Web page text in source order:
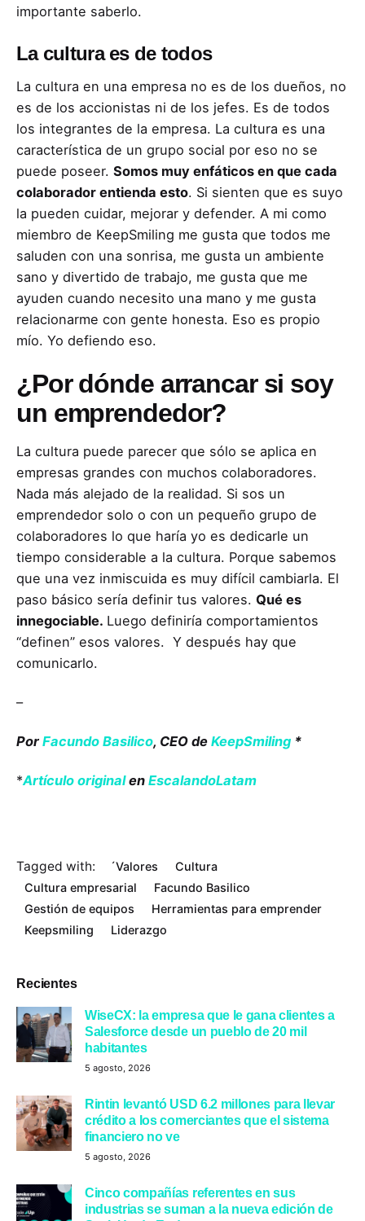
Recientes
WiseCX: la empresa que le gana clientes a
Salesforce desde un pueblo de 20 mil
habitantes
5 agosto, 2026
Rintin levantó USD 6.2 millones para llevar
crédito a los comerciantes que el sistema
financiero no ve
5 agosto, 2026
Cinco compañías referentes en sus
industrias se suman a la nueva edición de
importante saberlo.
La cultura es de todos
La cultura en una empresa no es de los dueños, no
es de los accionistas ni de los jefes. Es de todos
los integrantes de la empresa. La cultura es una
característica de un grupo social por eso no se
puede poseer. Somos muy enfáticos en que cada
colaborador entienda esto. Si sienten que es suyo
la pueden cuidar, mejorar y defender. A mi como
miembro de KeepSmiling me gusta que todos me
saluden con una sonrisa, me gusta un ambiente
sano y divertido de trabajo, me gusta que me
ayuden cuando necesito una mano y me gusta
relacionarme con gente honesta. Eso es propio
mío. Yo defiendo eso.
¿Por dónde arrancar si soy
un emprendedor?
La cultura puede parecer que sólo se aplica en
empresas grandes con muchos colaboradores.
Nada más alejado de la realidad. Si sos un
emprendedor solo o con un pequeño grupo de
colaboradores lo que haría yo es dedicarle un
tiempo considerable a la cultura. Porque sabemos
que una vez inmiscuida es muy difícil cambiarla. El
paso básico sería definir tus valores. Qué es
innegociable. Luego definiría comportamientos
“definen” esos valores. Y después hay que
comunicarlo.
–
Por Facundo Basilico, CEO de KeepSmiling *
*Artículo originalen EscalandoLatam
Tagged with: ´Valores
Cultura
Cultura empresarial
Facundo Basilico
Gestión de equipos
Herramientas para emprender
Keepsmiling
Liderazgo